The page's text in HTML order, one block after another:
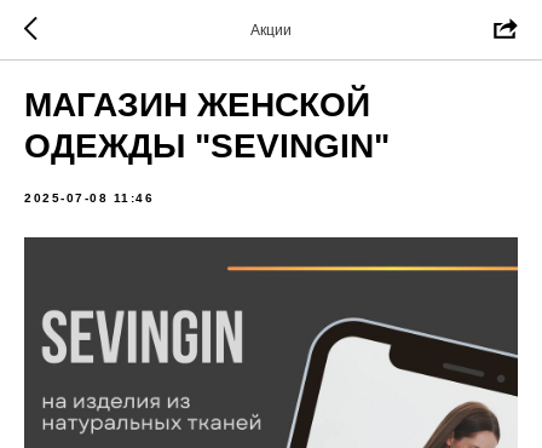
Акции
МАГАЗИН ЖЕНСКОЙ
ОДЕЖДЫ "SEVINGIN"
2025-07-08 11:46